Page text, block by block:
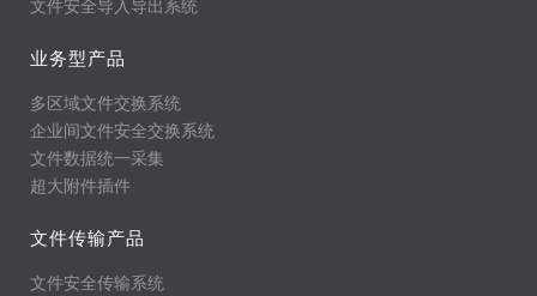
文件安全导入导出系统
业务型产品
多区域文件交换系统
企业间文件安全交换系统
文件数据统一采集
超大附件插件
文件传输产品
文件安全传输系统